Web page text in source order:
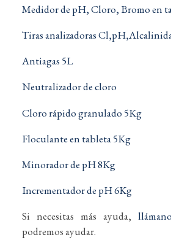
Medidor de pH, Cloro, Bromo en
Tiras analizadoras
Antiagas 5L
Neutralizador de cloro
Cloro rápido granulado 5Kg
Floculante en tableta 5Kg
Minorador de pH 8Kg
Incrementador de pH 6Kg
Si necesitas más ayuda,
podremos ayudar.